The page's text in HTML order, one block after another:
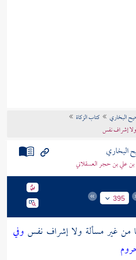
البخاري
كتاب الزكاة
ولا إشراف نفس
البخاري
علي بن حجر العسقلاني
395
من غير مسألة ولا إشراف نفس وفي